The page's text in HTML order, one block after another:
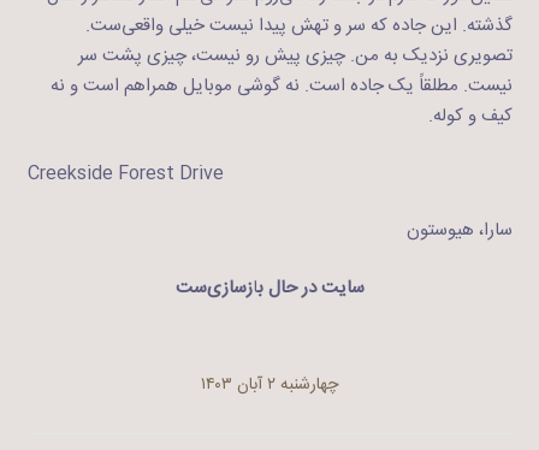
گذشته. این جاده که سر و تهش پیدا نیست خیلی واقعی‌ست.
تصویری نزدیک به من. چیزی پیش رو نیست، چیزی پشت سر
نیست. مطلقاً یک جاده است. نه گوشی موبایل همراهم است و نه
کیف و کوله.
Creekside Forest Drive
سارا، هیوستون
سایت در حال بازسازی‌ست
چهارشنبه ۲ آبان ۱۴۰۳